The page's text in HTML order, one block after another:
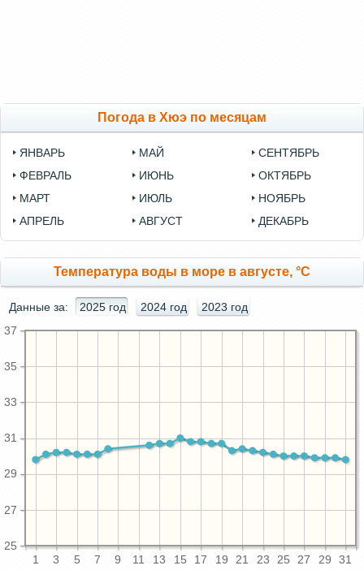
Погода в Хюэ по месяцам
ЯНВАРЬ
ФЕВРАЛЬ
МАРТ
АПРЕЛЬ
МАЙ
ИЮНЬ
ИЮЛЬ
АВГУСТ
СЕНТЯБРЬ
ОКТЯБРЬ
НОЯБРЬ
ДЕКАБРЬ
Температура воды в море в августе, °C
Данные за: 2025 год 2024 год 2023 год
1 3 5 7 9 11 13 15 17 19 21 23 25 27 29 31
25
27
29
31
33
35
37